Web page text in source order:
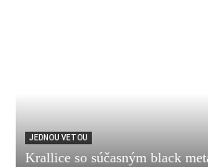
JEDNOU VETOU
Krallice so súčasným black